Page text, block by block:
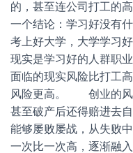
的，甚至连公司打工
一个结论：学习好没
考上好大学，大学学习
现实是学习好的人群职
面临的现实风险比打工
风险更高。 创业的风
甚至破产后还得赔进去
能够屡败屡战，从失败
一次比一次高，逐渐融